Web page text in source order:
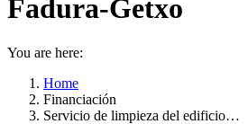
Fadura-Getxo
You are here:
Home
Financiación
Servicio de limpieza del edificio…